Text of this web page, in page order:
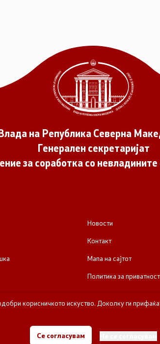
на Република Северна
Генерален секретаријат
за соработка со невладините
Новости
Контакт
Мапа на сајтот
Политика за приватност
со невладините организации - Влада на
корисничкото искуство. Доколку ги
Се согласувам